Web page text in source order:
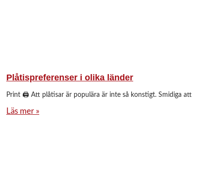
Plåtispreferenser i olika länder
Print 🖨 Att plåtisar är populära är inte så konstigt. Smidiga att
Läs mer »